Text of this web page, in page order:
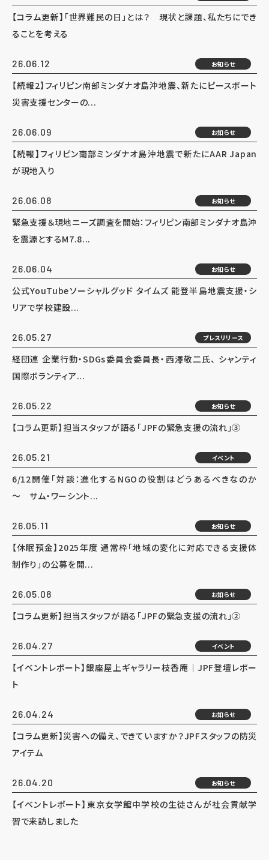
【コラム更新】「世界難民の日」とは？ 現状と課題、私たちにでき
ることを考える
26.06.12 お知らせ
【続報2】フィリピン南部ミンダナオ島沖地震、新たにピースボート
災害支援センターの...
26.06.09 お知らせ
【続報】フィリピン南部ミンダナオ島沖地震で新たにAAR Japan
が現地入り
26.06.08 お知らせ
緊急支援＆現地ニーズ調査を開始：フィリピン南部ミンダナオ島沖
を震源とするM7.8...
26.06.04 お知らせ
公式YouTubeソーシャルグッド タイムズ 能登半島地震支援・シ
リアで学校建設...
26.05.27 プレスリリース
経団連 企業行動・SDGs委員会委員長・西澤敬二氏、 シャンティ
国際ボランティア...
26.05.22 お知らせ
【コラム更新】担当スタッフが語る「JPFの緊急支援の流れ」③
26.05.21 イベント
6/12開催「対談：進化するNGOの役割はどうあるべきなのか
～ サム・ワーシント...
26.05.11 お知らせ
【休眠預金】2025年度 通常枠「地域の変化に対応できる支援体
制作り」の公募を開...
26.05.08 お知らせ
【コラム更新】担当スタッフが語る「JPFの緊急支援の流れ」②
26.04.27 イベント
【イベントレポート】銀座屋上ギャラリー枝香庵｜JPF登壇レポー
ト
26.04.24 お知らせ
【コラム更新】災害への備え、できていますか？JPFスタッフの防災
アイテム
26.04.20 お知らせ
【イベントレポート】東京女学館中学校の生徒さんが社会貢献学
習で来訪しました